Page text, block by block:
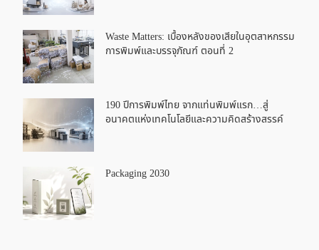
Waste Matters: เบื้องหลังของเสียในอุตสาหกรรม
การพิมพ์และบรรจุภัณฑ์ ตอนที่ 2
190 ปีการพิมพ์ไทย จากแท่นพิมพ์แรก…สู่
อนาคตแห่งเทคโนโลยีและความคิดสร้างสรรค์
Packaging 2030